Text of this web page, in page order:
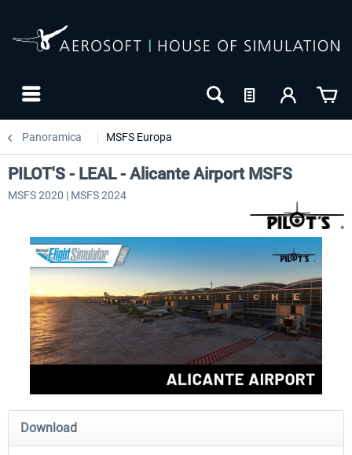
Panoramica MSFS Europa
Aerosoft Airport Cologne/Bonn Aerosoft Mega Airport
PILOT'S - LEAL - Alicante Airport MSFS
MSFS 2020 | MSFS 2024
Download